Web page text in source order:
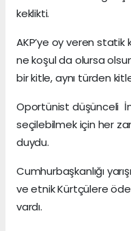
keklikti.
AKP’ye oy veren
ne koşul da olursa
bir kitle, aynı türden
Oportünist düşünceli
seçilebilmek için her
duydu.
Cumhurbaşkanlığı
ve etnik Kürtçülere
vardı.